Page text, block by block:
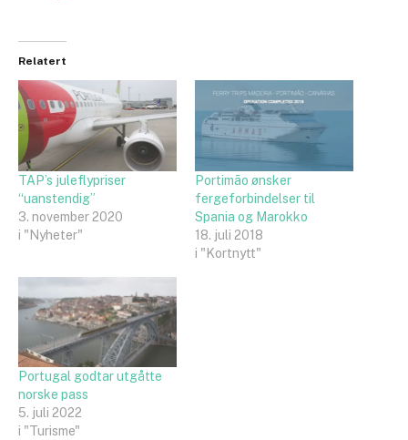
Relatert
TAP’s juleflypriser
“uanstendig”
3. november 2020
i "Nyheter"
Portimão ønsker
fergeforbindelser til
Spania og Marokko
18. juli 2018
i "Kortnytt"
Portugal godtar utgåtte
norske pass
5. juli 2022
i "Turisme"